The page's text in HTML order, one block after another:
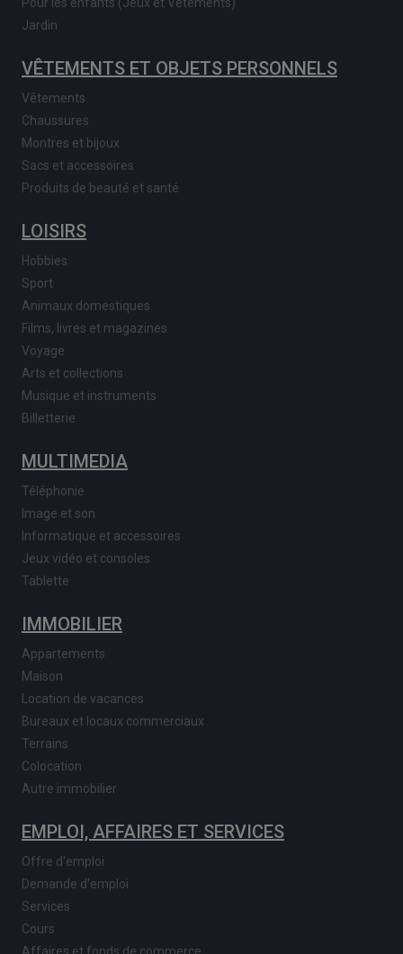
Jardin
VÊTEMENTS ET OBJETS PERSONNELS
Vêtements
Chaussures
Montres et bijoux
Sacs et accessoires
Produits de beauté et santé
LOISIRS
Hobbies
Sport
Animaux domestiques
Films, livres et magazines
Voyage
Arts et collections
Musique et instruments
Billetterie
MULTIMEDIA
Téléphonie
Image et son
Informatique et accessoires
Jeux vidéo et consoles
Tablette
IMMOBILIER
Appartements
Maison
Location de vacances
Bureaux et locaux commerciaux
Terrains
Colocation
Autre immobilier
EMPLOI, AFFAIRES ET SERVICES
Offre d'emploi
Demande d'emploi
Services
Cours
Affaires et fonds de commerce